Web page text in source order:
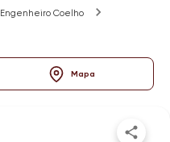
Engenheiro Coelho
Mapa